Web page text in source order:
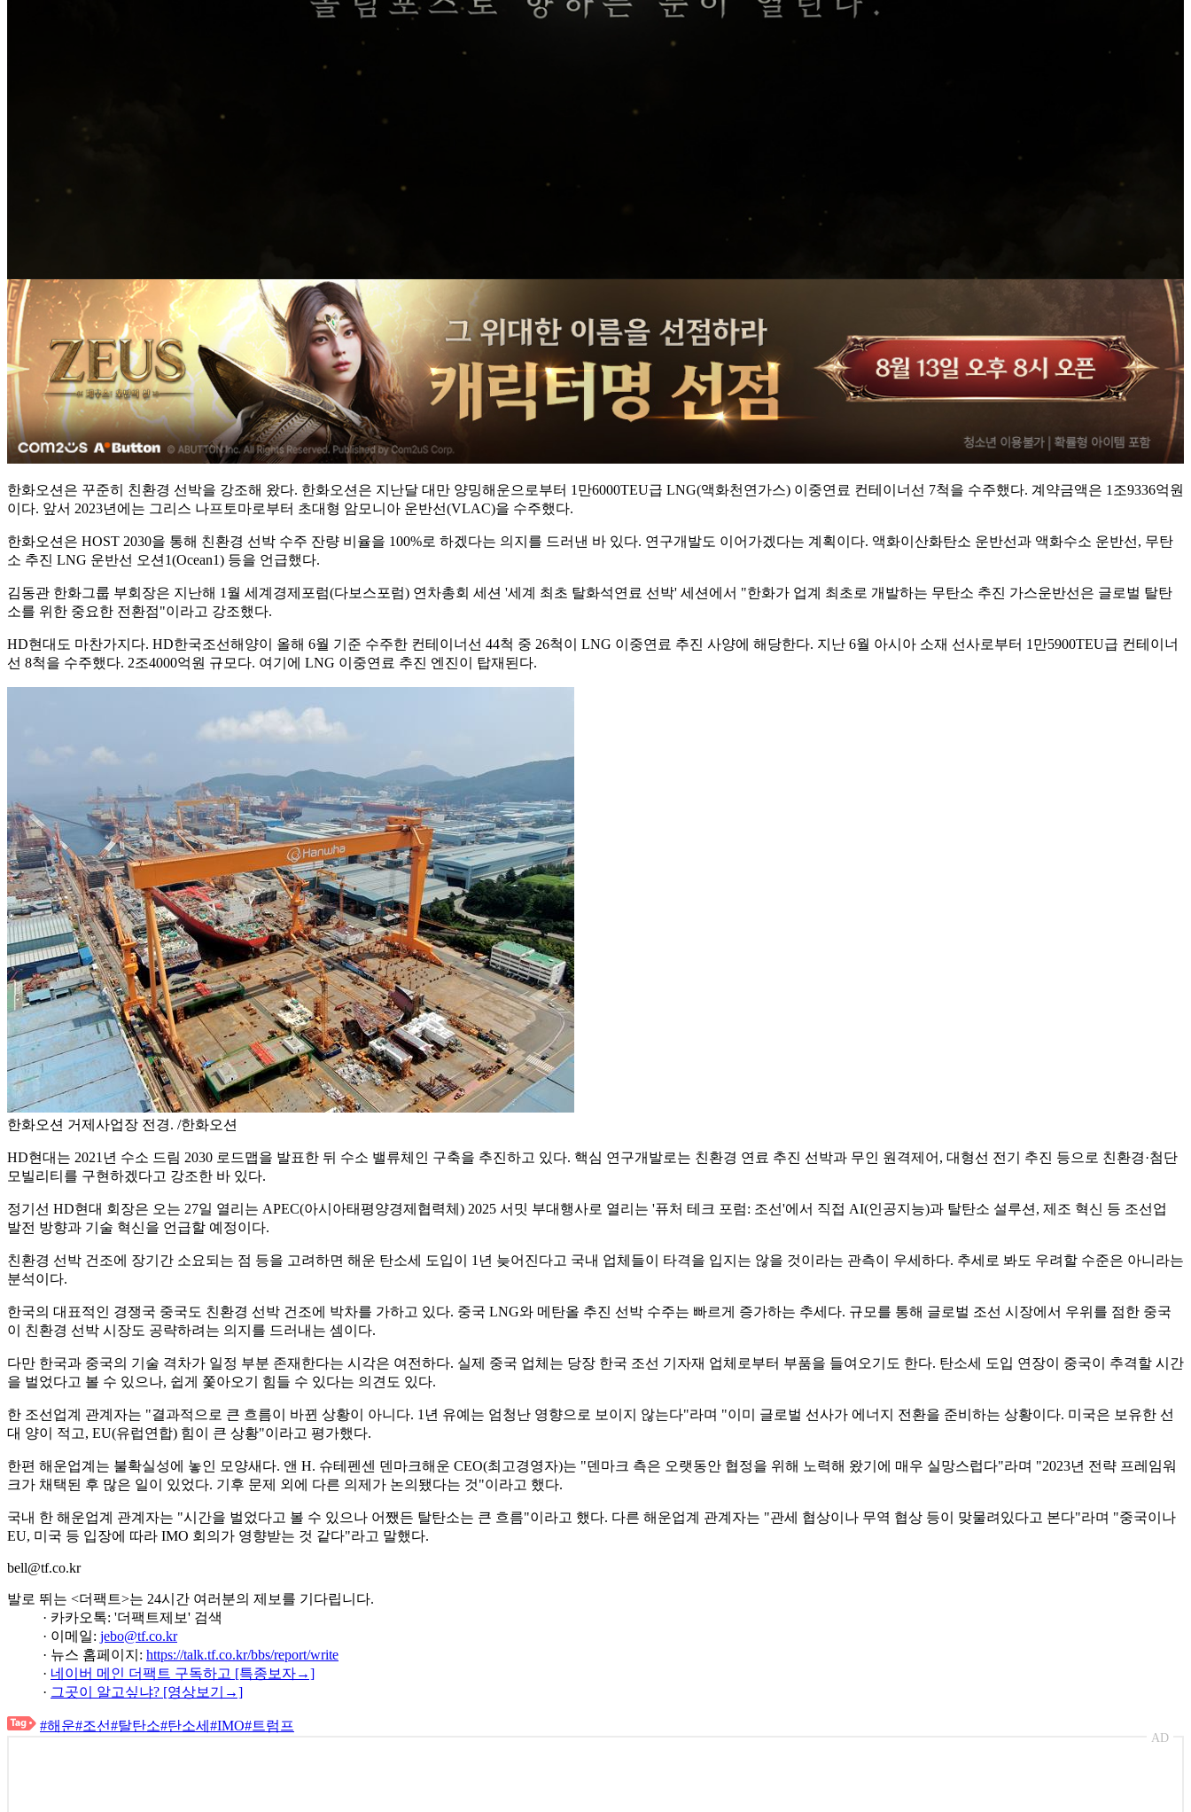
한화오션은 꾸준히 친환경 선박을 강조해 왔다. 한화오션은 지난달 대만 양밍해운으로부터 1만6000TEU급 LNG(액화천연가스) 이중연료 컨테이너선 7척을 수주했다. 계약금액은 1조9336억원
이다. 앞서 2023년에는 그리스 나프토마로부터 초대형 암모니아 운반선(VLAC)을 수주했다.
한화오션은 HOST 2030을 통해 친환경 선박 수주 잔량 비율을 100%로 하겠다는 의지를 드러낸 바 있다. 연구개발도 이어가겠다는 계획이다. 액화이산화탄소 운반선과 액화수소 운반선, 무탄
소 추진 LNG 운반선 오션1(Ocean1) 등을 언급했다.
김동관 한화그룹 부회장은 지난해 1월 세계경제포럼(다보스포럼) 연차총회 세션 '세계 최초 탈화석연료 선박' 세션에서 "한화가 업계 최초로 개발하는 무탄소 추진 가스운반선은 글로벌 탈탄
소를 위한 중요한 전환점"이라고 강조했다.
HD현대도 마찬가지다. HD한국조선해양이 올해 6월 기준 수주한 컨테이너선 44척 중 26척이 LNG 이중연료 추진 사양에 해당한다. 지난 6월 아시아 소재 선사로부터 1만5900TEU급 컨테이너
선 8척을 수주했다. 2조4000억원 규모다. 여기에 LNG 이중연료 추진 엔진이 탑재된다.
한화오션 거제사업장 전경. /한화오션
HD현대는 2021년 수소 드림 2030 로드맵을 발표한 뒤 수소 밸류체인 구축을 추진하고 있다. 핵심 연구개발로는 친환경 연료 추진 선박과 무인 원격제어, 대형선 전기 추진 등으로 친환경·첨단
모빌리티를 구현하겠다고 강조한 바 있다.
정기선 HD현대 회장은 오는 27일 열리는 APEC(아시아태평양경제협력체) 2025 서밋 부대행사로 열리는 '퓨처 테크 포럼: 조선'에서 직접 AI(인공지능)과 탈탄소 설루션, 제조 혁신 등 조선업
발전 방향과 기술 혁신을 언급할 예정이다.
친환경 선박 건조에 장기간 소요되는 점 등을 고려하면 해운 탄소세 도입이 1년 늦어진다고 국내 업체들이 타격을 입지는 않을 것이라는 관측이 우세하다. 추세로 봐도 우려할 수준은 아니라는
분석이다.
한국의 대표적인 경쟁국 중국도 친환경 선박 건조에 박차를 가하고 있다. 중국 LNG와 메탄올 추진 선박 수주는 빠르게 증가하는 추세다. 규모를 통해 글로벌 조선 시장에서 우위를 점한 중국
이 친환경 선박 시장도 공략하려는 의지를 드러내는 셈이다.
다만 한국과 중국의 기술 격차가 일정 부분 존재한다는 시각은 여전하다. 실제 중국 업체는 당장 한국 조선 기자재 업체로부터 부품을 들여오기도 한다. 탄소세 도입 연장이 중국이 추격할 시간
을 벌었다고 볼 수 있으나, 쉽게 쫓아오기 힘들 수 있다는 의견도 있다.
한 조선업계 관계자는 "결과적으로 큰 흐름이 바뀐 상황이 아니다. 1년 유예는 엄청난 영향으로 보이지 않는다"라며 "이미 글로벌 선사가 에너지 전환을 준비하는 상황이다. 미국은 보유한 선
대 양이 적고, EU(유럽연합) 힘이 큰 상황"이라고 평가했다.
한편 해운업계는 불확실성에 놓인 모양새다. 앤 H. 슈테펜센 덴마크해운 CEO(최고경영자)는 "덴마크 측은 오랫동안 협정을 위해 노력해 왔기에 매우 실망스럽다"라며 "2023년 전략 프레임워
크가 채택된 후 많은 일이 있었다. 기후 문제 외에 다른 의제가 논의됐다는 것"이라고 했다.
국내 한 해운업계 관계자는 "시간을 벌었다고 볼 수 있으나 어쨌든 탈탄소는 큰 흐름"이라고 했다. 다른 해운업계 관계자는 "관세 협상이나 무역 협상 등이 맞물려있다고 본다"라며 "중국이나
EU, 미국 등 입장에 따라 IMO 회의가 영향받는 것 같다"라고 말했다.
bell@tf.co.kr
발로 뛰는 <더팩트>는 24시간 여러분의 제보를 기다립니다.
· 카카오톡: '더팩트제보' 검색
· 이메일: jebo@tf.co.kr
· 뉴스 홈페이지: https://talk.tf.co.kr/bbs/report/write
· 네이버 메인 더팩트 구독하고 [특종보자→]
· 그곳이 알고싶냐? [영상보기→]
#해운#조선#탈탄소#탄소세 #IMO#트럼프
AD